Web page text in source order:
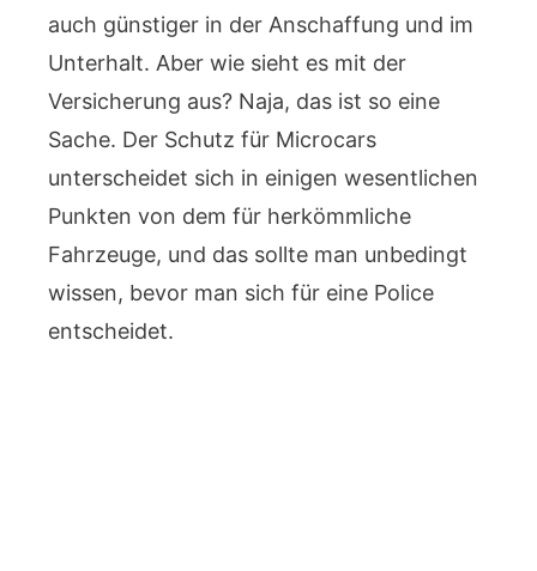
auch günstiger in der Anschaffung und im
Unterhalt. Aber wie sieht es mit der
Versicherung aus? Naja, das ist so eine
Sache. Der Schutz für Microcars
unterscheidet sich in einigen wesentlichen
Punkten von dem für herkömmliche
Fahrzeuge, und das sollte man unbedingt
wissen, bevor man sich für eine Police
entscheidet.